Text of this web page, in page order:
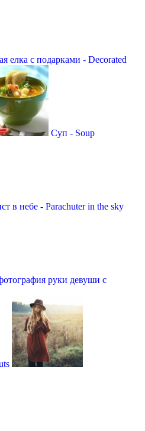
елка с подарками - Decorated
Суп - Soup
в небе - Parachuter in the sky
руки девуши с